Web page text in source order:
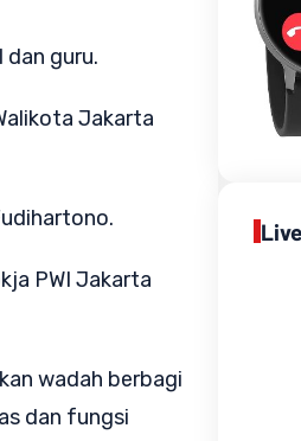
dan guru.
Jakarta
PWI Jakarta
wadah berbagi
dan fungsi